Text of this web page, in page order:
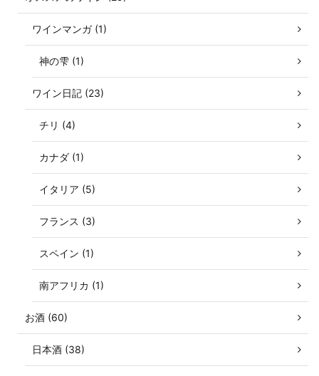
ワインマンガ (1)
神の雫 (1)
ワイン日記 (23)
チリ (4)
カナダ (1)
イタリア (5)
フランス (3)
スペイン (1)
南アフリカ (1)
お酒 (60)
日本酒 (38)